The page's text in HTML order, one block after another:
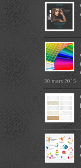
30 mars 2015